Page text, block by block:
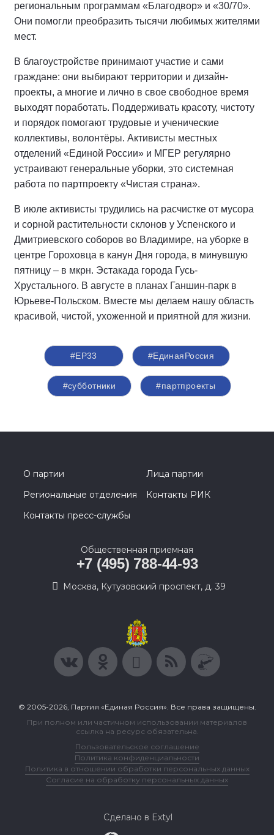
региональным программам «Благодвор» и «30/70».
Они помогли преобразить тысячи любимых жителями
мест.
В благоустройстве принимают участие и сами
граждане: они выбирают территории и дизайн-
проекты, а многие и лично в свое свободное время
выходят поработать. Поддерживать красоту, чистоту
и порядок помогают трудовые и ученические
коллективы, волонтёры. Активисты местных
отделений «Единой России» и МГЕР регулярно
устраивают генеральные уборки, это системная
работа по партпроекту «Чистая страна».
В июле активисты трудились на расчистке от мусора
и сорной растительности склонов у Успенского и
Дмитриевского соборов во Владимире, на уборке в
центре Гороховца в канун Дня города, в минувшую
пятницу – в мкрн. Эстакада города Гусь-
Хрустального. В августе в планах Ганшин-парк в
Юрьеве-Польском. Вместе мы делаем нашу область
красивой, чистой, ухоженной и приятной для жизни.
#ЕР33 #‎ЕдинаяРоссия
#субботники #партпроекты
О партии
Лица партии
Региональные отделения
Контакты РИК
Контакты пресс-службы
Общественная приемная
+7 (495) 788-44-93
Москва, Кутузовский проспект, д. 39
© 2005-2026, Партия «Единая Россия». Все права защищены.
При полном или частичном использовании материалов
ссылка на ресурс обязательна.
Пользовательское соглашение
Политика конфиденциальности
Политика в отношении обработки персональных данных
Согласие на обработку персональных данных
Сделано в Extyl